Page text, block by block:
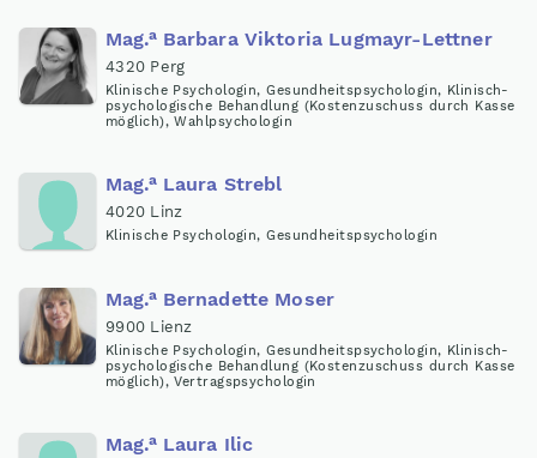
Mag.aBarbara Viktoria Lugmayr-Lettner
4320 Perg
Klinische Psychologin, Gesundheitspsychologin, Klinisch-
psychologische Behandlung (Kostenzuschuss durch Kasse
möglich), Wahlpsychologin
Mag.aLaura Strebl
4020 Linz
Klinische Psychologin, Gesundheitspsychologin
Mag.aBernadette Moser
9900 Lienz
Klinische Psychologin, Gesundheitspsychologin, Klinisch-
psychologische Behandlung (Kostenzuschuss durch Kasse
möglich), Vertragspsychologin
Mag.aLaura Ilic